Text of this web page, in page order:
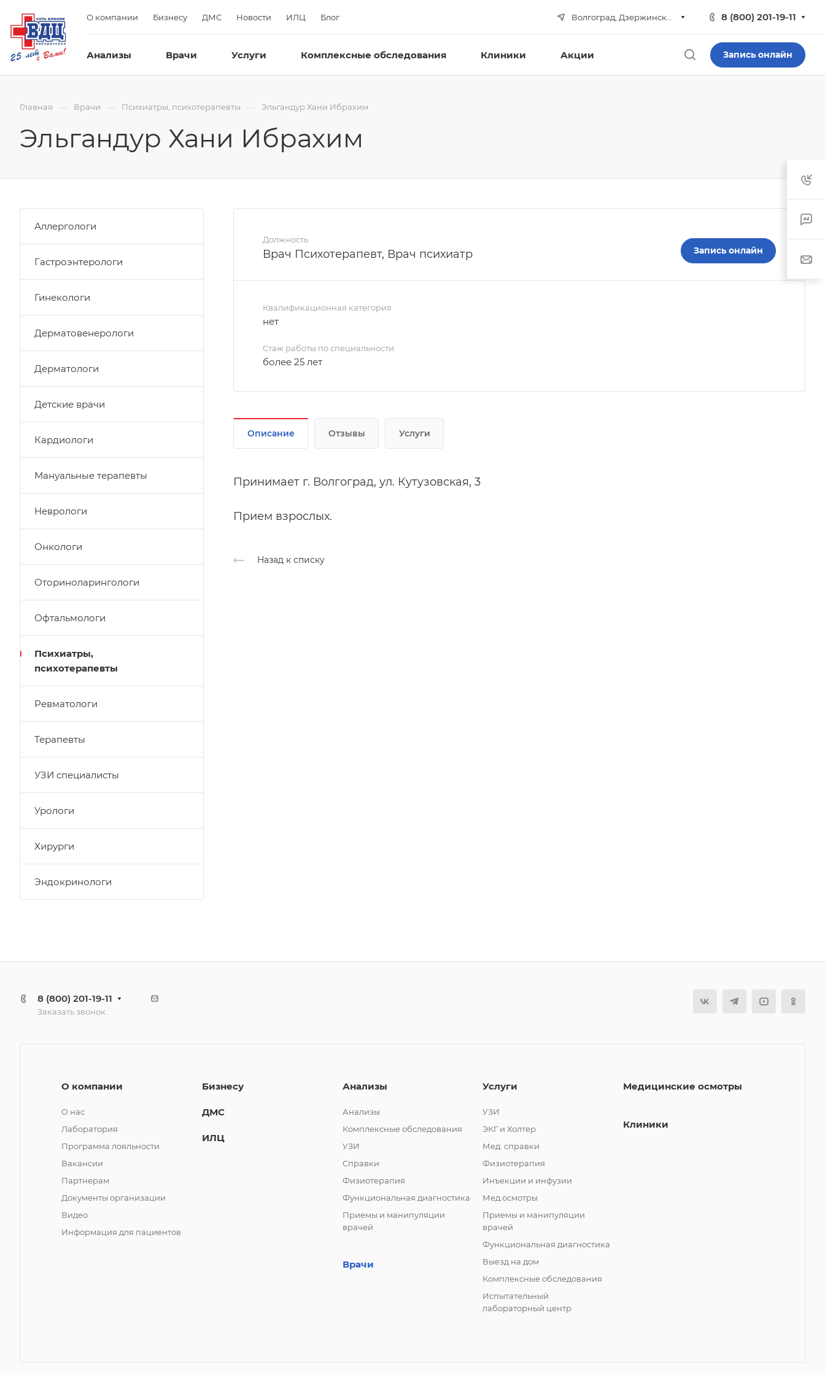
О компании Бизнесу ДМС Новости ИЛЦ Блог 8 (800) 201-19-11
Анализы Врачи Услуги Комплексные обследования Клиники Акции Запись онлайн
Главная — Врачи — Психиатры, психотерапевты — Эльгандур Хани Ибрахим
Эльгандур Хани Ибрахим
Должность
Врач Психотерапевт, Врач психиатр Запись онлайн
Квалификационная категория
нет
Стаж работы по специальности
более 25 лет
Описание Отзывы Услуги
Принимает г. Волгоград, ул. Кутузовская, 3
Прием взрослых.
Назад к списку
Аллергологи
Гастроэнтерологи
Гинекологи
Дерматовенерологи
Дерматологи
Детские врачи
Кардиологи
Мануальные терапевты
Неврологи
Онкологи
Оториноларингологи
Офтальмологи
Психиатры,
психотерапевты
Ревматологи
Терапевты
УЗИ специалисты
Урологи
Хирурги
Эндокринологи
8 (800) 201-19-11
Заказать звонок
О компании
О нас
Лаборатория
Программа лояльности
Вакансии
Партнерам
Документы организации
Видео
Информация для пациентов
Бизнесу
ДМС
ИЛЦ
Анализы
Анализы
Комплексные обследования
УЗИ
Справки
Физиотерапия
Функциональная диагностика
Приемы и манипуляции
врачей
Врачи
Услуги
УЗИ
ЭКГ и Холтер
Мед. справки
Физиотерапия
Инъекции и инфузии
Мед.осмотры
Приемы и манипуляции
врачей
Функциональная диагностика
Выезд на дом
Комплексные обследования
Испытательный
лабораторный центр
Медицинские осмотры
Клиники